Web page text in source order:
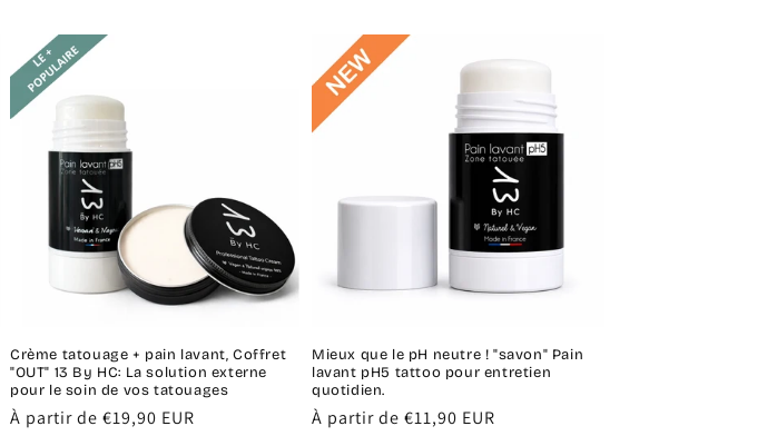
Crème tatouage + pain lavant, Coffret
"OUT" 13 By HC: La solution externe
pour le soin de vos tatouages
Prix
À partir de €19,90 EUR
Mieux que le pH neutre ! "savon" Pain
lavant pH5 tattoo pour entretien
quotidien.
Prix
À partir de €11,90 EUR